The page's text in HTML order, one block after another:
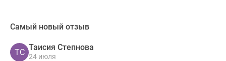
Самый новый отзыв
ТС
Таисия Степнова
24 июля